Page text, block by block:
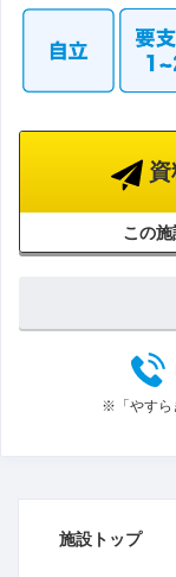
資
この
※「やすら
施設トップ